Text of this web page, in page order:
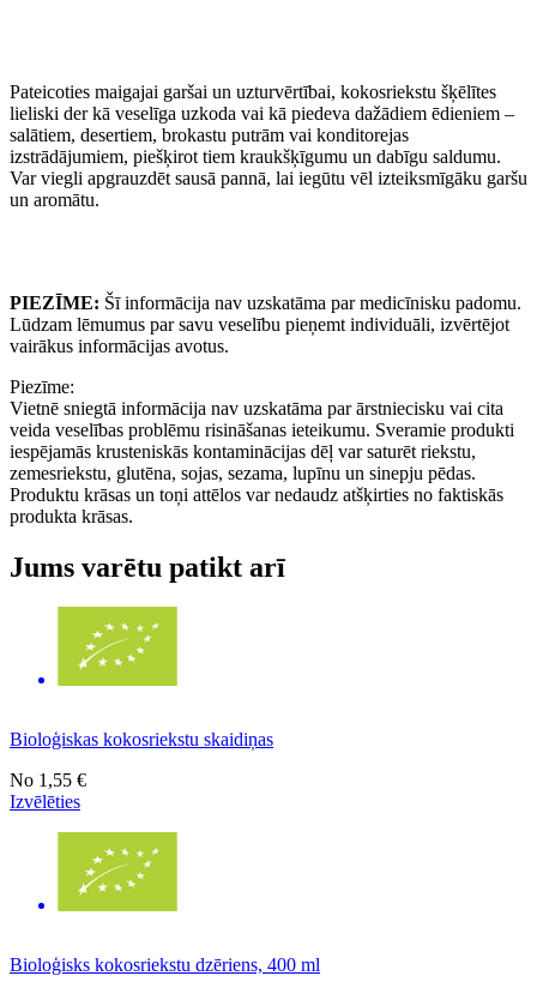
Pateicoties maigajai garšai un uzturvērtībai, kokosriekstu šķēlītes
lieliski der kā veselīga uzkoda vai kā piedeva dažādiem ēdieniem –
salātiem, desertiem, brokastu putrām vai konditorejas
izstrādājumiem, piešķirot tiem kraukšķīgumu un dabīgu saldumu.
Var viegli apgrauzdēt sausā pannā, lai iegūtu vēl izteiksmīgāku garšu
un aromātu.
PIEZĪME: Šī informācija nav uzskatāma par medicīnisku padomu.
Lūdzam lēmumus par savu veselību pieņemt individuāli, izvērtējot
vairākus informācijas avotus.
Piezīme:
Vietnē sniegtā informācija nav uzskatāma par ārstniecisku vai cita
veida veselības problēmu risināšanas ieteikumu. Sveramie produkti
iespējamās krusteniskās kontaminācijas dēļ var saturēt riekstu,
zemesriekstu, glutēna, sojas, sezama, lupīnu un sinepju pēdas.
Produktu krāsas un toņi attēlos var nedaudz atšķirties no faktiskās
produkta krāsas.
Jums varētu patikt arī
Bioloģiskas kokosriekstu skaidiņas
No 1,55 €
Izvēlēties
Bioloģisks kokosriekstu dzēriens, 400 ml